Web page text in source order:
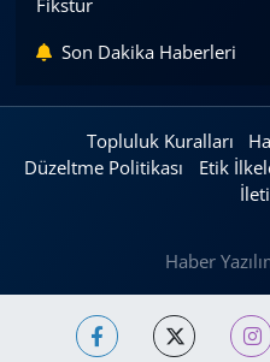
Fikstür
Son Dakika Haberleri
Topluluk Kuralları
Düzeltme Politikası
Etik
Haber